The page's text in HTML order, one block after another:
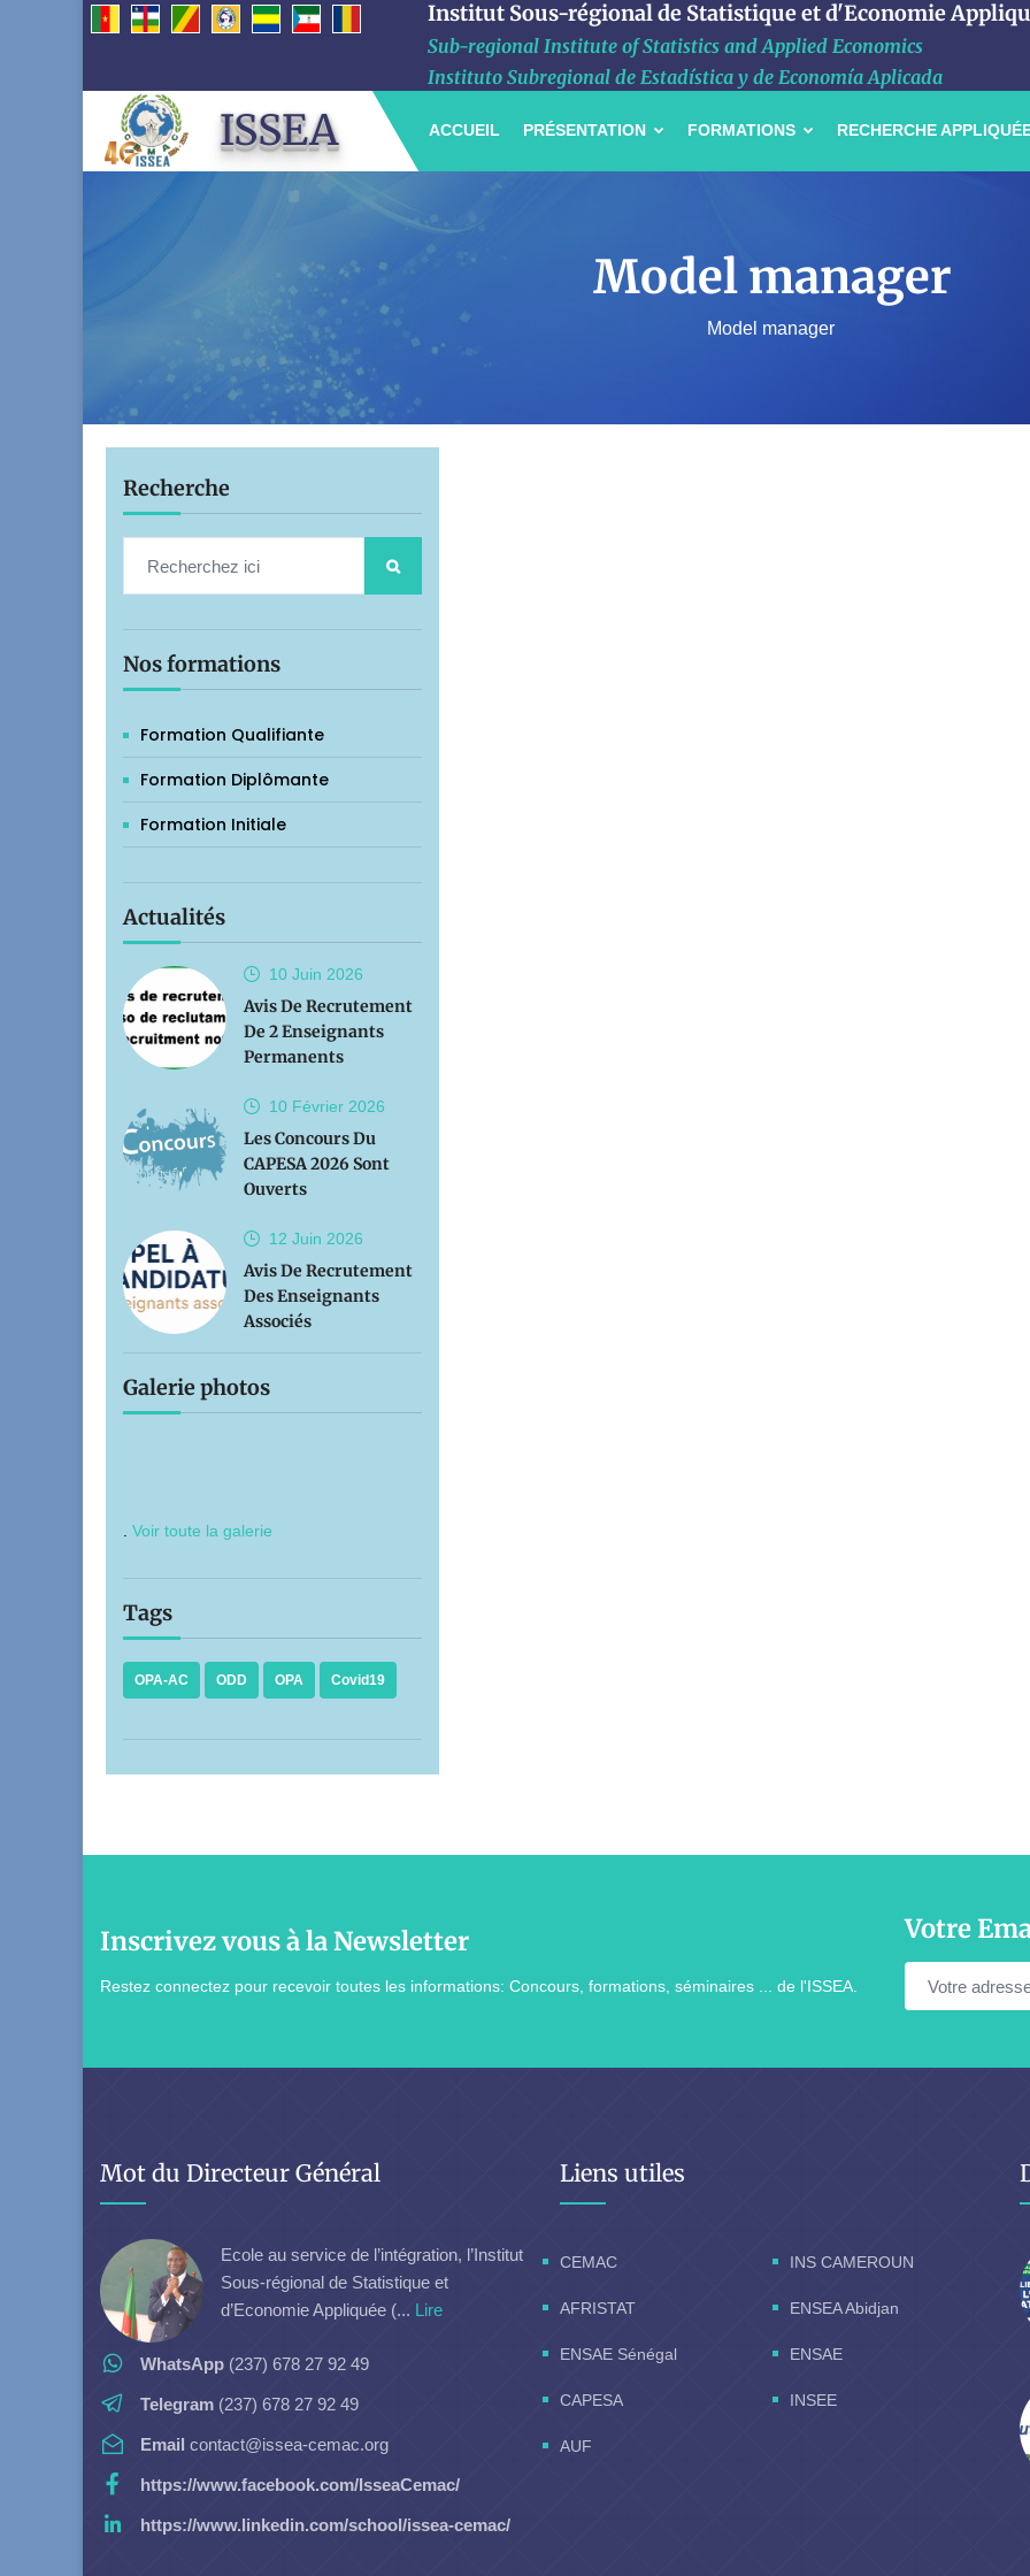
Institut Sous-régional de Statistique et d'Economie
Sub-regional Institute of Statistics and Applied Economics
Instituto Subregional de Estadística y de Economía Aplicada
ISSEA ACCUEIL PRÉSENTATION FORMATIONS RECHERCHE
Model manager
Model manager
Recherche
Nos formations
Formation Qualifiante
Formation Diplômante
Formation Initiale
Actualités
10 Juin 2026
Avis De Recrutement
De 2 Enseignants
Permanents
10 Février 2026
Les Concours Du
CAPESA 2026 Sont
Ouverts
12 Juin 2026
Avis De Recrutement
Des Enseignants
Associés
Galerie photos
Voir toute la galerie
Tags
OPA-AC ODD OPA Covid19
Inscrivez vous à la Newsletter
Restez connectez pour recevoir toutes les informations: Concours, formations, séminaires ... de l'ISSEA.
Votre
Mot du Directeur Général
Ecole au service de l’intégration, l’Institut
Sous-régional de Statistique et
d’Economie Appliquée (... Lire
WhatsApp (237) 678 27 92 49
Telegram (237) 678 27 92 49
Email contact@issea-cemac.org
https://www.facebook.com/IsseaCemac/
https://www.linkedin.com/school/issea-cemac/
Liens utiles
CEMAC INS CAMEROUN
AFRISTAT ENSEA Abidjan
ENSAE Sénégal ENSAE
CAPESA INSEE
AUF